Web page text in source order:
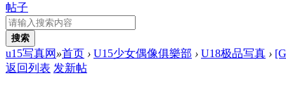
帖子
搜索
u15写真网 »首页 › U15少女偶像俱樂部 › U18极品写真 ›
返回列表 发新帖